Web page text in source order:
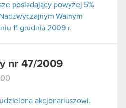
posiadający powyżej 5%
Walnym
11 grudnia 2009 r.
nr 47/2009
akcjonariuszowi.